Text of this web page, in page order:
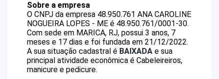
Sobre a empresa
O CNPJ da empresa 48.950.761 ANA CAROLINE
NOGUEIRA LOPES - ME é 48.950.761/0001-30.
Com sede em MARICA, RJ, possui 3 anos, 7
meses e 17 dias e foi fundada em 21/12/2022.
A sua situação cadastral é BAIXADA e sua
principal atividade econômica é Cabeleireiros,
manicure e pedicure.